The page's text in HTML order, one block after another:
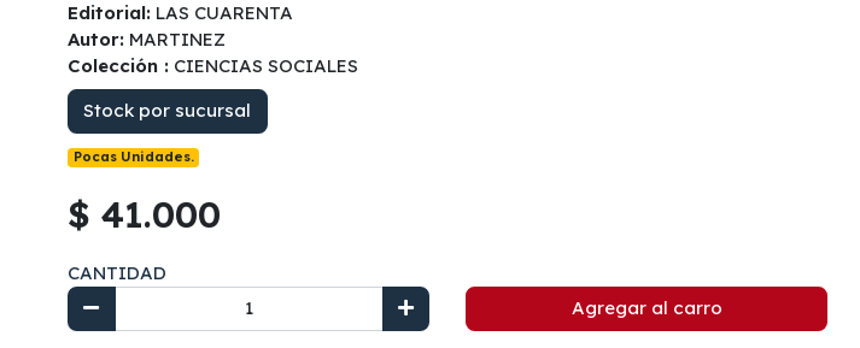
Editorial: LAS CUARENTA
Autor: MARTINEZ
Colección : CIENCIAS SOCIALES
Stock por sucursal
Pocas Unidades.
$ 41.000
CANTIDAD
Agregar al carro